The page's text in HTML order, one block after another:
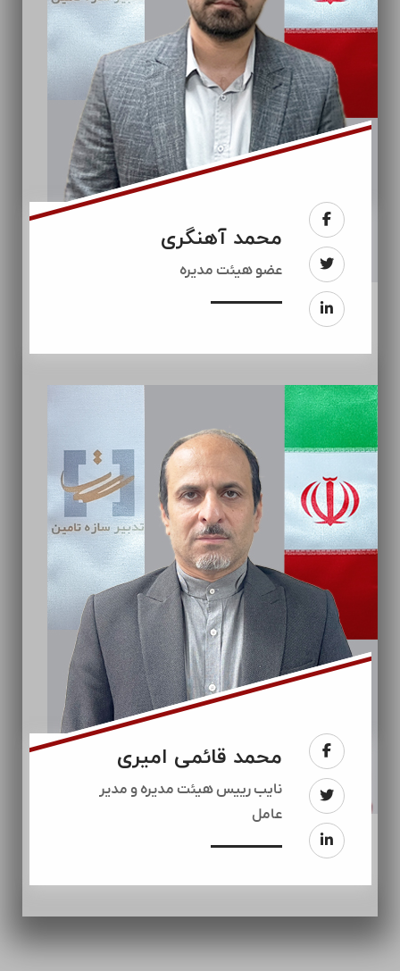
محمد آهنگری
عضو هیئت مدیره
محمد قائمی امیری
نایب رییس هیئت مدیره و مدیر
عامل